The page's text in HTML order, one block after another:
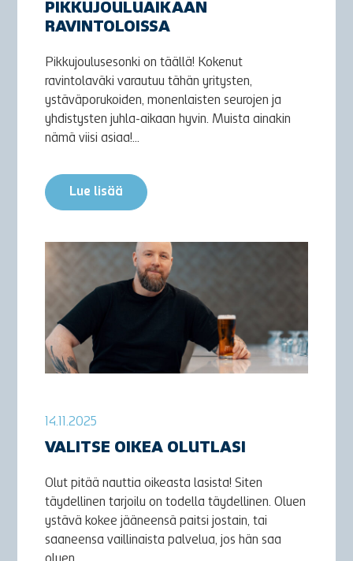
PIKKUJOULUAIKAAN
RAVINTOLOISSA
Pikkujoulusesonki on täällä! Kokenut
ravintolaväki varautuu tähän yritysten,
ystäväporukoiden, monenlaisten seurojen ja
yhdistysten juhla-aikaan hyvin. Muista ainakin
nämä viisi asiaa!...
Lue lisää
14.11.2025
VALITSE OIKEA OLUTLASI
Olut pitää nauttia oikeasta lasista! Siten
täydellinen tarjoilu on todella täydellinen. Oluen
ystävä kokee jääneensä paitsi jostain, tai
saaneensa vaillinaista palvelua, jos hän saa